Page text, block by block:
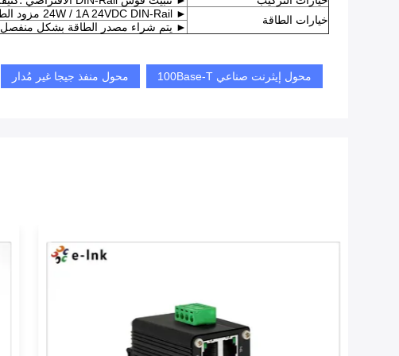
خيارات الطاقة
► 24W / 1A 24VDC DIN-Rail مزود الطاقة.فتح السلك للكتلة الطرفية.
► يتم شراء مصدر الطاقة بشكل منفصل.
محول إيثرنت صناعي 100Base-T محول منفذ جيجا غير مُدار